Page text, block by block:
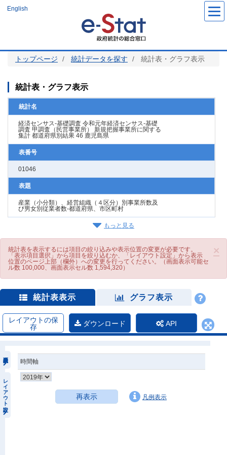
ツ
English
トップページ 統計データを探す 統計表・グラフ表示
統計表・グラフ表示
統計名
経済センサス‐基礎調査 令和元年経済センサス‐基礎
調査 甲調査（民営事業所） 新規把握事業所に関する
集計 都道府県別結果 46 鹿児島県
表番号
01046
表題
産業（小分類）、経営組織（４区分）別事業所数及
び男女別従業者数‐都道府県、市区町村
もっと見る
×
統計表を表示するには項目の絞り込みや表示位置の変更が必要です。
「表示項目選択」から項目を絞り込むか、「レイアウト設定」から表示
位置のページ上部（欄外）への変更を行ってください。（画面表示可能セ
ル数 100,000、画面表示セル数 1,594,320）
統計表表示 グラフ表示
レイアウトの保
存
ダウンロード API
レイアウト設定
時間軸
再表示 凡例表示